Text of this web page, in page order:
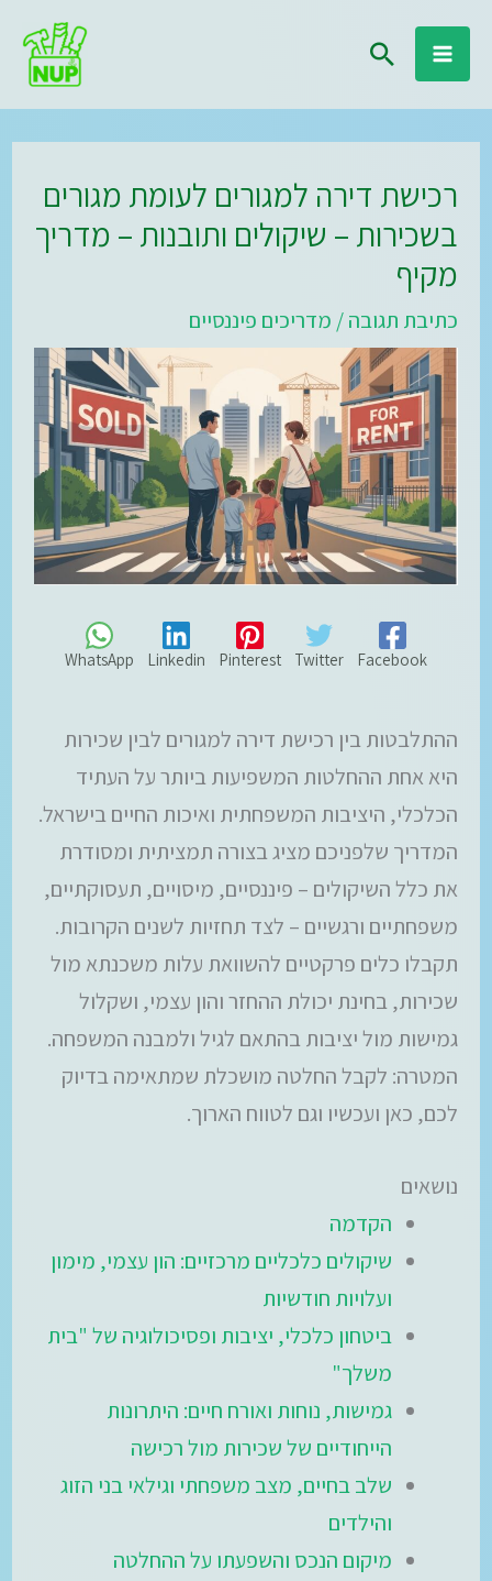
לתוכן
חיפוש
רכישת דירה למגורים לעומת מגורים
בשכירות – שיקולים ותובנות – מדריך
מקיף
כתיבת תגובה/ מדריכים פיננסיים
Facebook
Twitter
Pinterest
Linkedin
WhatsApp
ההתלבטות בין רכישת דירה למגורים לבין שכירות
היא אחת ההחלטות המשפיעות ביותר על העתיד
הכלכלי, היציבות המשפחתית ואיכות החיים בישראל.
המדריך שלפניכם מציג בצורה תמציתית ומסודרת
את כלל השיקולים – פיננסיים, מיסויים, תעסוקתיים,
משפחתיים ורגשיים – לצד תחזיות לשנים הקרובות.
תקבלו כלים פרקטיים להשוואת עלות משכנתא מול
שכירות, בחינת יכולת ההחזר והון עצמי, ושקלול
גמישות מול יציבות בהתאם לגיל ולמבנה המשפחה.
המטרה: לקבל החלטה מושכלת שמתאימה בדיוק
לכם, כאן ועכשיו וגם לטווח הארוך.
נושאים
הקדמה
שיקולים כלכליים מרכזיים: הון עצמי, מימון
ועלויות חודשיות
ביטחון כלכלי, יציבות ופסיכולוגיה של "בית
משלך"
גמישות, נוחות ואורח חיים: היתרונות
הייחודיים של שכירות מול רכישה
שלב בחיים, מצב משפחתי וגילאי בני הזוג
והילדים
מיקום הנכס והשפעתו על ההחלטה